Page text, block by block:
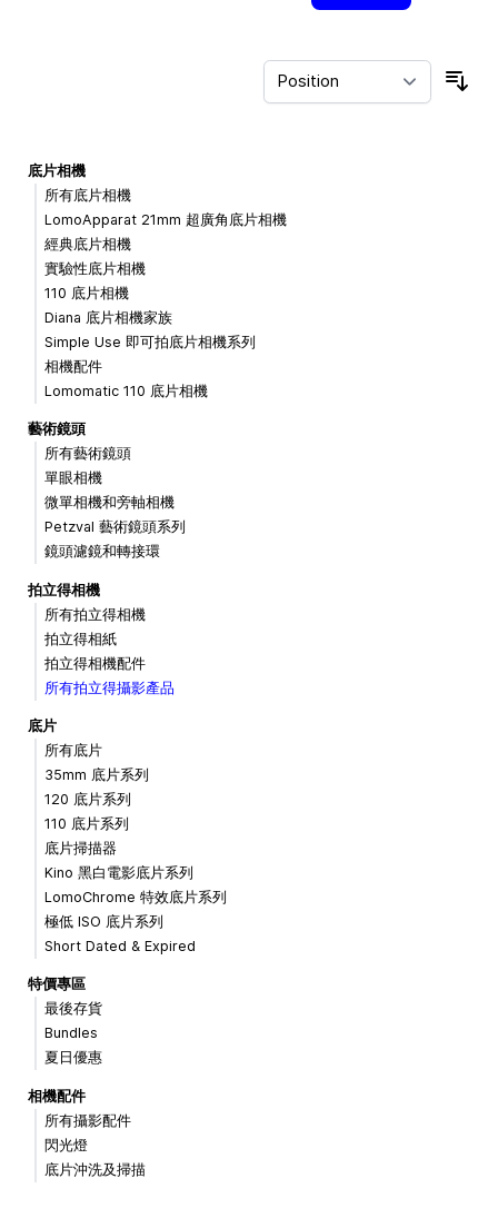
底片相機
所有底片相機
LomoApparat 21mm 超廣角底片相機
經典底片相機
實驗性底片相機
110 底片相機
Diana 底片相機家族
Simple Use 即可拍底片相機系列
相機配件
Lomomatic 110 底片相機
藝術鏡頭
所有藝術鏡頭
單眼相機
微單相機和旁軸相機
Petzval 藝術鏡頭系列
鏡頭濾鏡和轉接環
拍立得相機
所有拍立得相機
拍立得相紙
拍立得相機配件
所有拍立得攝影產品
底片
所有底片
35mm 底片系列
120 底片系列
110 底片系列
底片掃描器
Kino 黑白電影底片系列
LomoChrome 特效底片系列
極低 ISO 底片系列
Short Dated & Expired
特價專區
最後存貨
Bundles
夏日優惠
相機配件
所有攝影配件
閃光燈
底片沖洗及掃描